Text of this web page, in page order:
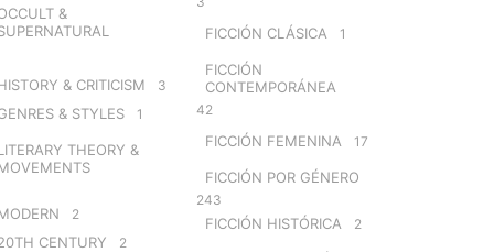
&
& CRITICISM 3
& STYLES 1
THEORY &
2
CENTURY 2
FICCIÓN CLÁSICA 1
FICCIÓN
CONTEMPORÁNEA
42
FICCIÓN FEMENINA 17
FICCIÓN POR GÉNERO
243
FICCIÓN HISTÓRICA 2